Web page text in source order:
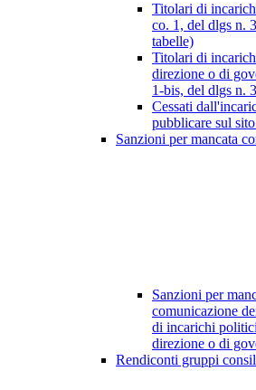
Titolari di
co. 1, del dlgs n.
tabelle)
Titolari di
direzione o di
1-bis, del dlgs n.
Cessati
pubblicare sul
Sanzioni per mancata
Sanzioni per
comunicazione
di incarichi
direzione o di
Rendiconti gruppi